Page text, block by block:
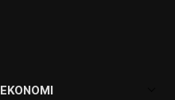
EKONOMI